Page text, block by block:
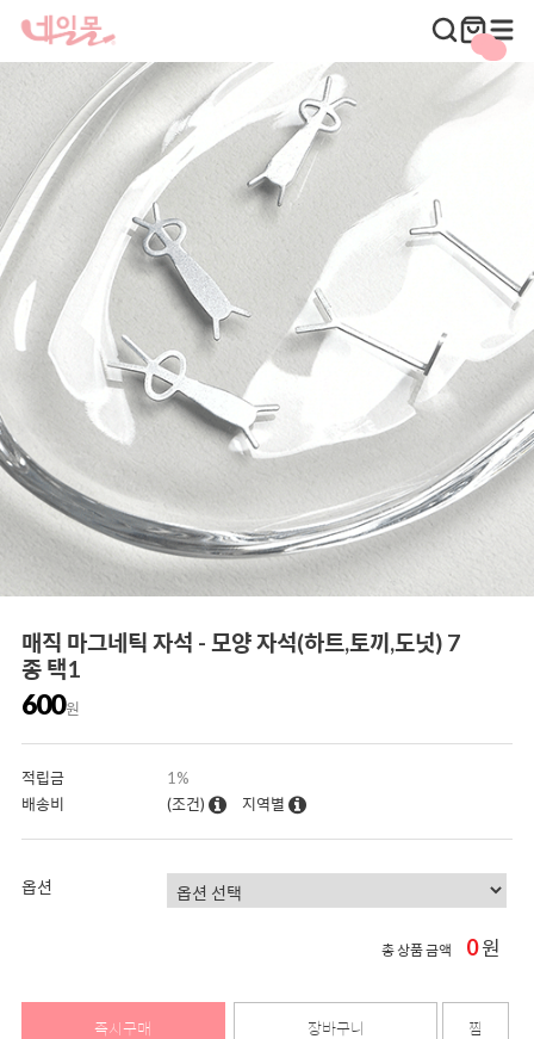
매직 마그네틱 자석 - 모양 자석(하트,토끼,도넛) 7
종 택1
600원
적립금
1%
배송비
(조건) 지역별
옵션
총 상품 금액 0원
즉시구매 장바구니 찜